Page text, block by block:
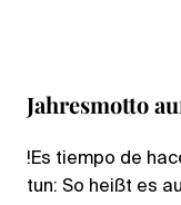
Jahresmotto
!Es tiempo de
tun: So heißt es